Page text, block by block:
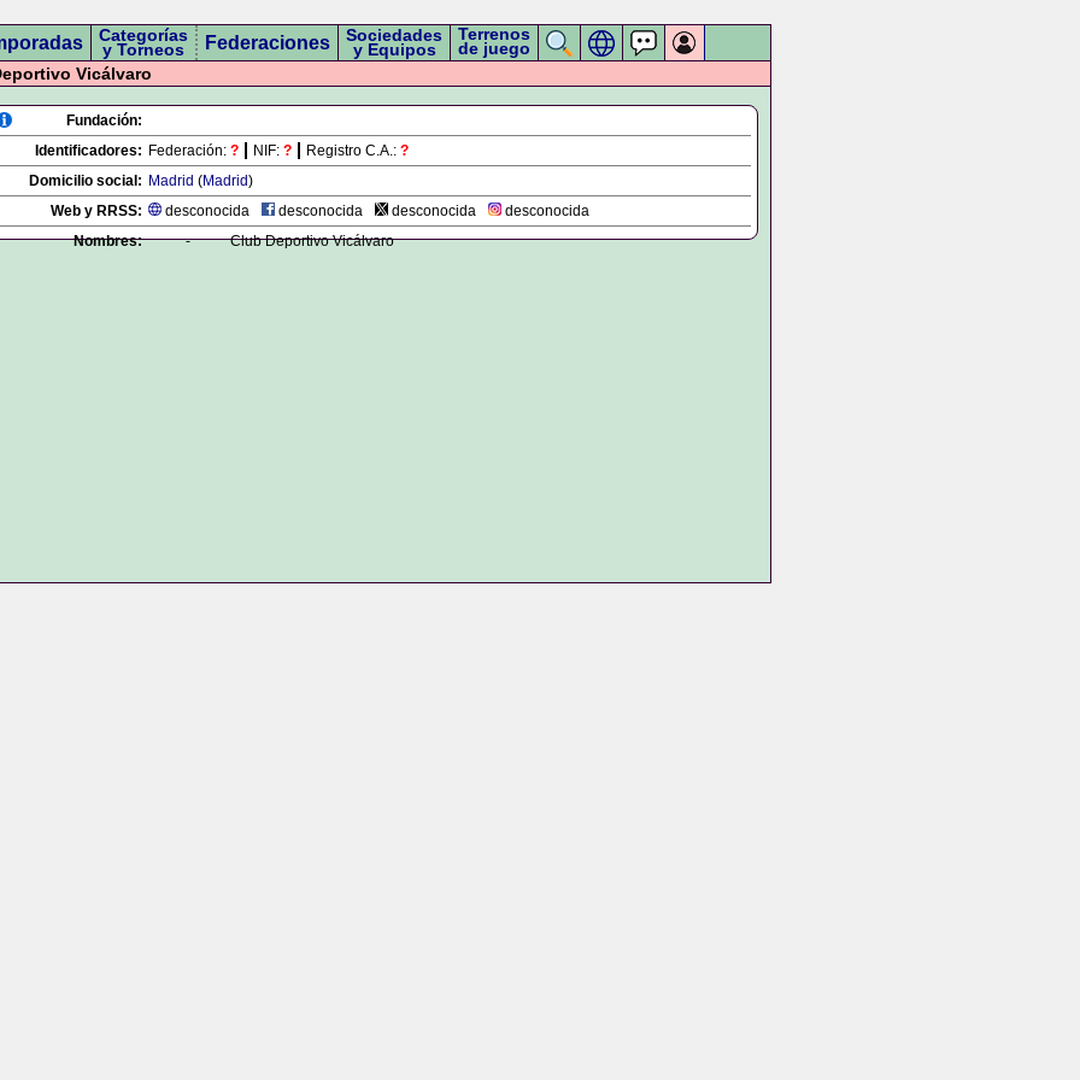
Categorías
y Torneos Federaciones Sociedades
y Equipos
Terrenos
de juego
Vicálvaro
Fundación:
Identificadores: Federación: ? NIF: ? Registro C.A.: ?
Domicilio social: Madrid (Madrid)
Web y RRSS:
desconocida desconocida desconocida
desconocida
Nombres:
- Club Deportivo Vicálvaro